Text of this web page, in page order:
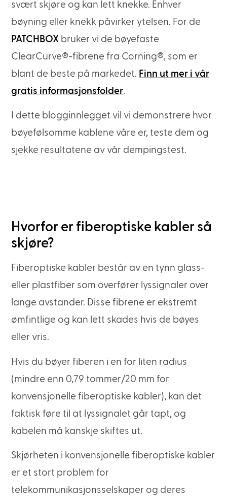
svært skjøre og kan lett knekke. Enhver
bøyning eller knekk påvirker ytelsen. For de
PATCHBOX bruker vi de bøyefaste
ClearCurve®-fibrene fra Corning®, som er
blant de beste på markedet. Finn ut mer i vår
gratis informasjonsfolder.
I dette blogginnlegget vil vi demonstrere hvor
bøyefølsomme kablene våre er, teste dem og
sjekke resultatene av vår dempingstest.
Hvorfor er fiberoptiske kabler så
skjøre?
Fiberoptiske kabler består av en tynn glass-
eller plastfiber som overfører lyssignaler over
lange avstander. Disse fibrene er ekstremt
ømfintlige og kan lett skades hvis de bøyes
eller vris.
Hvis du bøyer fiberen i en for liten radius
(mindre enn 0,79 tommer/20 mm for
konvensjonelle fiberoptiske kabler), kan det
faktisk føre til at lyssignalet går tapt, og
kabelen må kanskje skiftes ut.
Skjørheten i konvensjonelle fiberoptiske kabler
er et stort problem for
telekommunikasjonsselskaper og deres